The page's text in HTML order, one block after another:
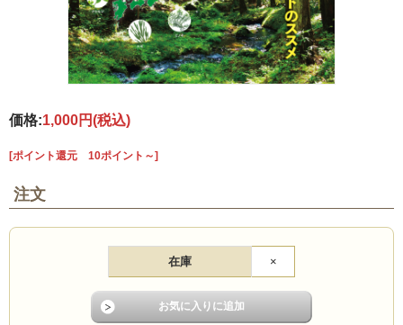
価格:1,000円(税込)
[ポイント還元 10ポイント～]
注文
在庫 ×